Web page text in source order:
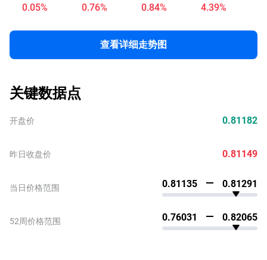
0.05% 0.76% 0.84% 4.39%
查看详细走势图
关键数据点
开盘价
昨日收盘价
当日价格范围
52周价格范围
0.81182
0.81149
0.81135 0.81291
0.76031 0.82065